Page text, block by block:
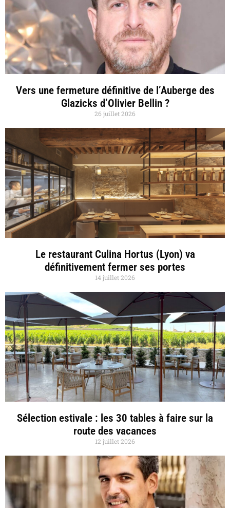
Vers une fermeture définitive de l’Auberge des
Glazicks d’Olivier Bellin ?
26 juillet 2026
Le restaurant Culina Hortus (Lyon) va
définitivement fermer ses portes
14 juillet 2026
Sélection estivale : les 30 tables à faire sur la
route des vacances
12 juillet 2026